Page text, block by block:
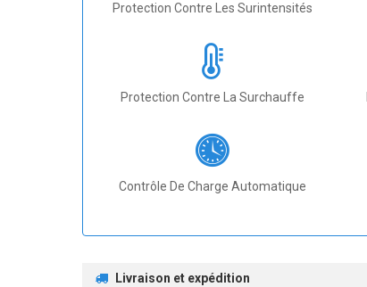
Protection Contre Les Surintensités
Protection Contre La Surchauffe
Contrôle De Charge Automatique
Livraison et expédition